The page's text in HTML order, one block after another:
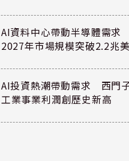
AI資料中心帶動半導體需
2027年市場規模突破2.2兆
AI投資熱潮帶動需求 西門
工業事業利潤創歷史新高